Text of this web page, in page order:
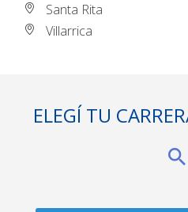
Santa Rita
Villarrica
ELEGÍ TU